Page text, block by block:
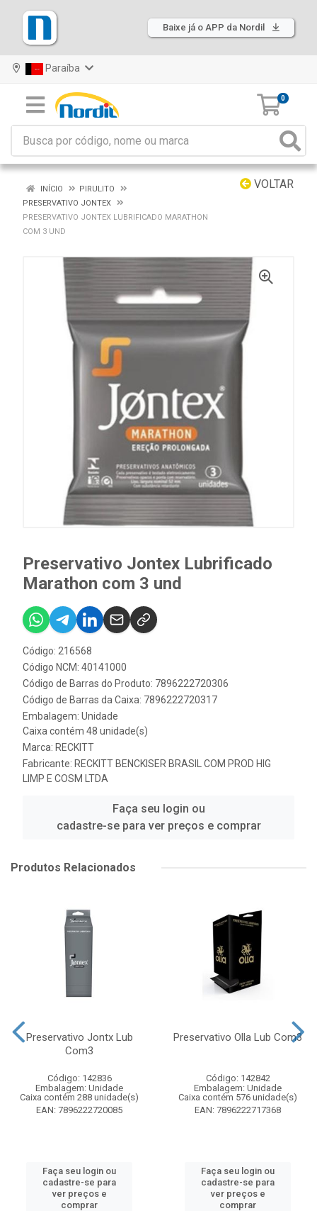
Baixe já o APP da Nordil
Paraíba
0
VOLTAR
INÍCIO
PIRULITO
PRESERVATIVO JONTEX
PRESERVATIVO JONTEX LUBRIFICADO MARATHON
COM 3 UND
Preservativo Jontex Lubrificado
Marathon com 3 und
Código: 216568
Código NCM: 40141000
Código de Barras do Produto: 7896222720306
Código de Barras da Caixa: 7896222720317
Embalagem: Unidade
Caixa contém 48 unidade(s)
Marca: RECKITT
Fabricante: RECKITT BENCKISER BRASIL COM PROD HIG
LIMP E COSM LTDA
Faça seu login ou
cadastre-se para ver preços e comprar
Produtos Relacionados
Preservativo Jontx Lub
Com3
Código: 142836
Embalagem: Unidade
Caixa contém 288 unidade(s)
EAN: 7896222720085
Faça seu login ou
cadastre-se para
ver preços e
comprar
Preservativo Olla Lub Com3
Código: 142842
Embalagem: Unidade
Caixa contém 576 unidade(s)
EAN: 7896222717368
Faça seu login ou
cadastre-se para
ver preços e
comprar